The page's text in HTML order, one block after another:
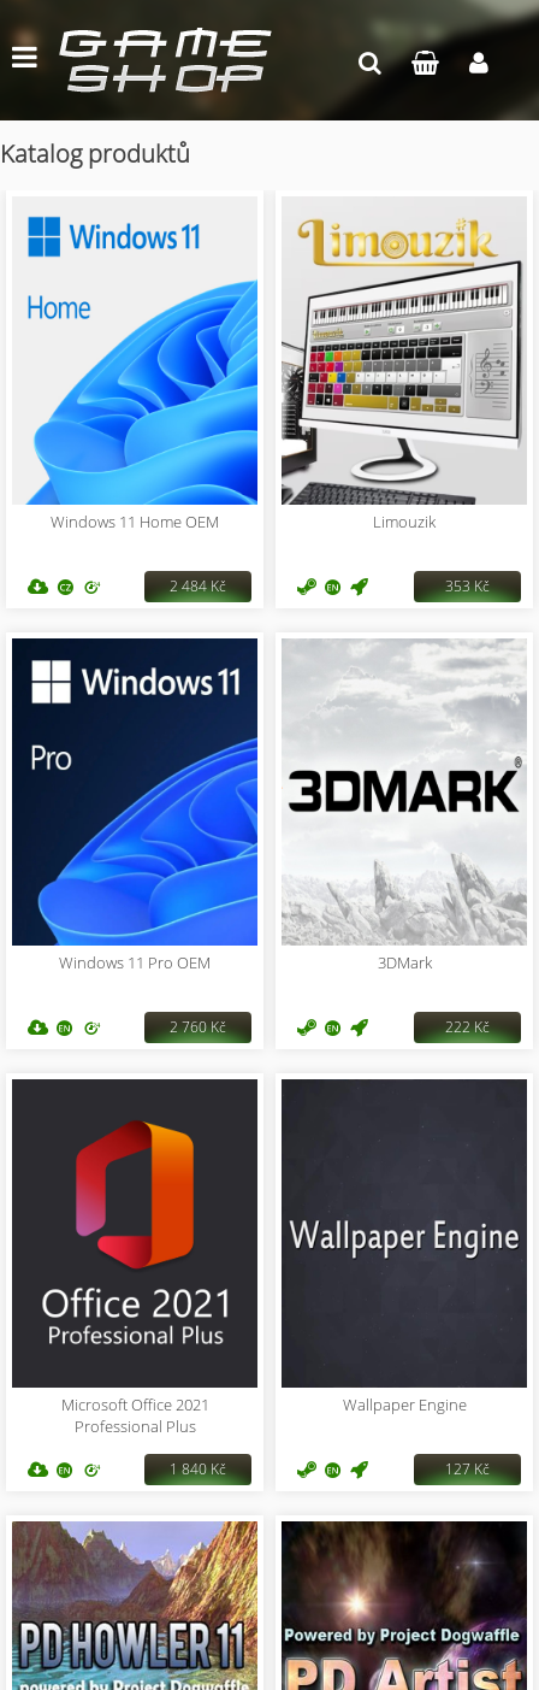
Katalog produktů
Windows 11 Home OEM
2 484 Kč
Limouzik
353 Kč
Windows 11 Pro OEM
2 760 Kč
3DMark
222 Kč
Microsoft Office 2021
Professional Plus
1 840 Kč
Wallpaper Engine
127 Kč